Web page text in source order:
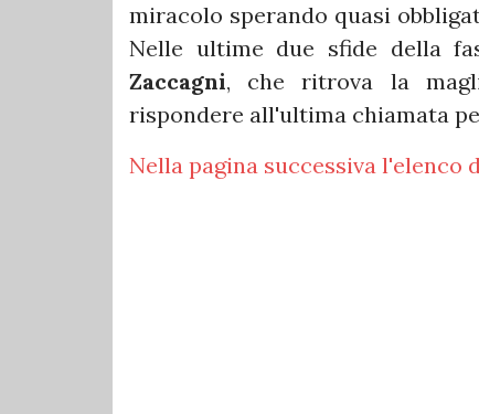
miracolo sperando quasi
Nelle ultime due sfide della
Zaccagni, che ritrova la
rispondere all'ultima chiamata
Nella pagina successiva l'elenco